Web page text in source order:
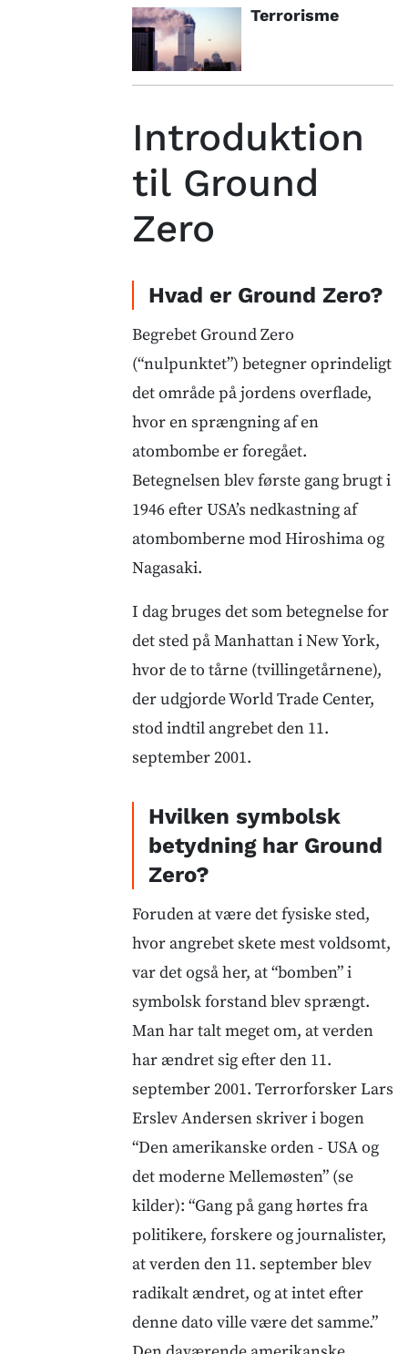
Terrorisme
Introduktion
til Ground
Zero
Hvad er Ground Zero?
Begrebet Ground Zero
(“nulpunktet”) betegner oprindeligt
det område på jordens overflade,
hvor en sprængning af en
atombombe er foregået.
Betegnelsen blev første gang brugt i
1946 efter USA’s nedkastning af
atombomberne mod Hiroshima og
Nagasaki.
I dag bruges det som betegnelse for
det sted på Manhattan i New York,
hvor de to tårne (tvillingetårnene),
der udgjorde World Trade Center,
stod indtil angrebet den 11.
september 2001.
Hvilken symbolsk
betydning har Ground
Zero?
Foruden at være det fysiske sted,
hvor angrebet skete mest voldsomt,
var det også her, at “bomben” i
symbolsk forstand blev sprængt.
Man har talt meget om, at verden
har ændret sig efter den 11.
september 2001. Terrorforsker Lars
Erslev Andersen skriver i bogen
“Den amerikanske orden - USA og
det moderne Mellemøsten” (se
kilder): “Gang på gang hørtes fra
politikere, forskere og journalister,
at verden den 11. september blev
radikalt ændret, og at intet efter
denne dato ville være det samme.”